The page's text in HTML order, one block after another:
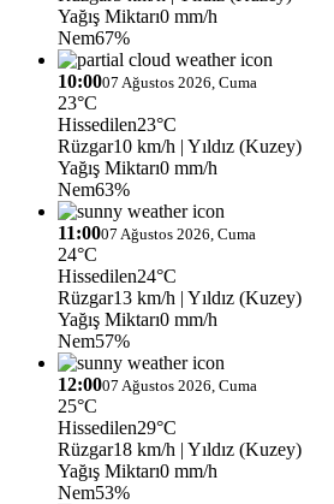
Yağış Miktarı0 mm/h
Nem67%
10:0007 Ağustos 2026, Cuma
23°C
Hissedilen23°C
Rüzgar10 km/h | Yıldız (Kuzey)
Yağış Miktarı0 mm/h
Nem63%
11:0007 Ağustos 2026, Cuma
24°C
Hissedilen24°C
Rüzgar13 km/h | Yıldız (Kuzey)
Yağış Miktarı0 mm/h
Nem57%
12:0007 Ağustos 2026, Cuma
25°C
Hissedilen29°C
Rüzgar18 km/h | Yıldız (Kuzey)
Yağış Miktarı0 mm/h
Nem53%